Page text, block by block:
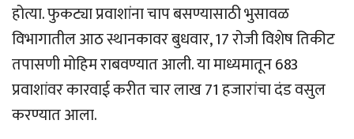
होत्या. फुकट्या प्रवाशांना चाप बसण्यासाठी भुसावळ
विभागातील आठ स्थानकावर बुधवार, 17 रोजी विशेष तिकीट
तपासणी मोहिम राबवण्यात आली. या माध्यमातून 683
प्रवाशांवर कारवाई करीत चार लाख 71 हजारांचा दंड वसुल
करण्यात आला.